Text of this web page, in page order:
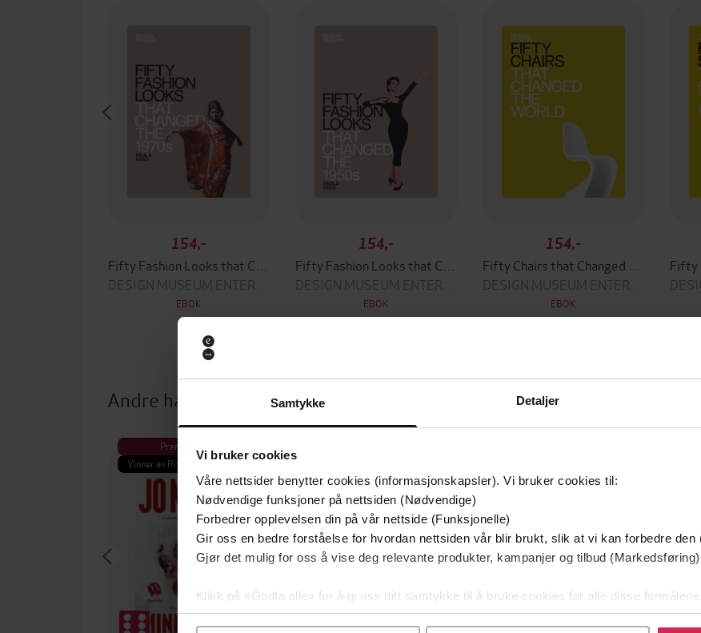
Samtykke Detaljer
Vi bruker cookies
Våre nettsider benytter cookies (informasjonskapsler). Vi bruker cookies til:
Nødvendige funksjoner på nettsiden (Nødvendige)
Forbedrer opplevelsen din på vår nettside (Funksjonelle)
Gir oss en bedre forståelse for hvordan nettsiden vår blir brukt, slik at vi kan forbedre den
Gjør det mulig for oss å vise deg relevante produkter, kampanjer og tilbud (Markedsføring)
Klikk på «Godta alle» for å gi oss ditt samtykke til å bruke cookies for alle disse
samtykke til spesifikke formål ved å klikke på «Tilpass». Du kan når som helst trekke
154,-
EBOK
154,-
EBOK
154,-
EBOK
Andre har også kjøpt
Premium
Vinner av Rivertonprisen